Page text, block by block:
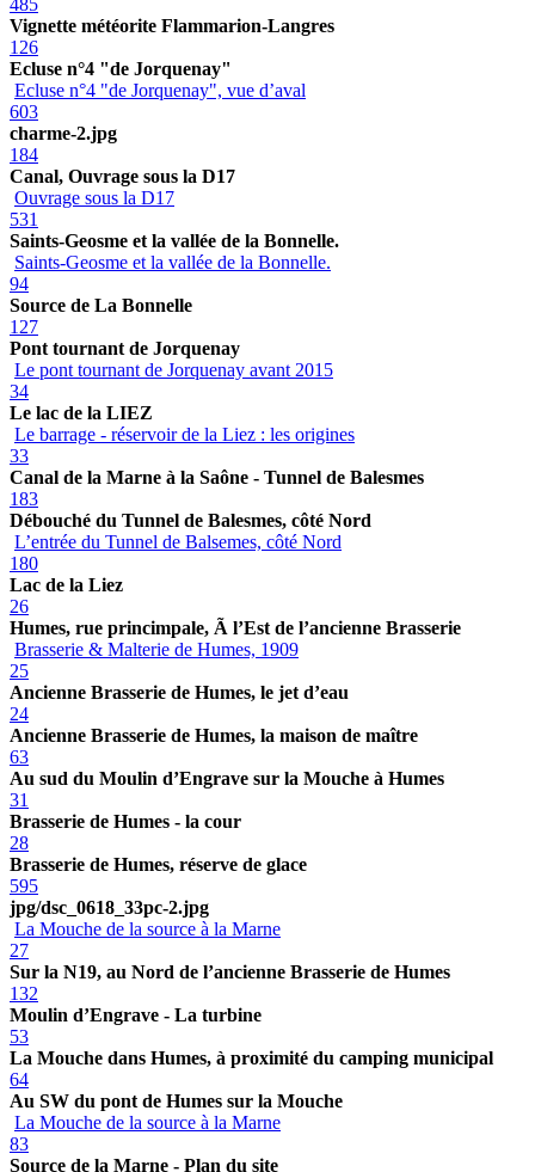
Vignette météorite Flammarion-Langres
126
Ecluse n°4 "de Jorquenay"
Ecluse n°4 "de Jorquenay", vue d’aval
603
charme-2.jpg
184
Canal, Ouvrage sous la D17
Ouvrage sous la D17
531
Saints-Geosme et la vallée de la Bonnelle.
Saints-Geosme et la vallée de la Bonnelle.
94
Source de La Bonnelle
127
Pont tournant de Jorquenay
Le pont tournant de Jorquenay avant 2015
34
Le lac de la LIEZ
Le barrage - réservoir de la Liez : les origines
33
Canal de la Marne à la Saône - Tunnel de Balesmes
183
Débouché du Tunnel de Balesmes, côté Nord
L’entrée du Tunnel de Balsemes, côté Nord
180
Lac de la Liez
26
Humes, rue princimpale, Ã l’Est de l’ancienne Brasserie
Brasserie & Malterie de Humes, 1909
25
Ancienne Brasserie de Humes, le jet d’eau
24
Ancienne Brasserie de Humes, la maison de maître
63
Au sud du Moulin d’Engrave sur la Mouche à Humes
31
Brasserie de Humes - la cour
28
Brasserie de Humes, réserve de glace
595
jpg/dsc_0618_33pc-2.jpg
La Mouche de la source à la Marne
27
Sur la N19, au Nord de l’ancienne Brasserie de Humes
132
Moulin d’Engrave - La turbine
53
La Mouche dans Humes, à proximité du camping municipal
64
Au SW du pont de Humes sur la Mouche
La Mouche de la source à la Marne
83
Source de la Marne - Plan du site